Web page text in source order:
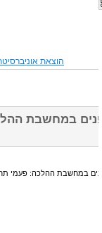
פנים במחשבת
פנים במחשבת ההלכה: פעמי